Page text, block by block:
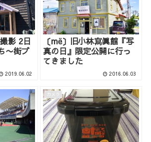
影 2日
〜街ブ
2019.06.02
〔më〕旧小林寫眞館『写
真の日』限定公開に行っ
てきました
2016.06.03
カメラ